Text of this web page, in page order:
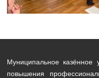
Муниципальное казённое
повышения